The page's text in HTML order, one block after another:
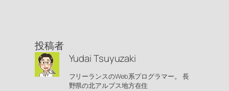
投稿者
Yudai Tsuyuzaki
フリーランスのWeb系プログラマー。 長
野県の北アルプス地方在住